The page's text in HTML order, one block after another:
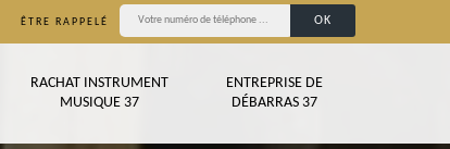
ÊTRE RAPPELÉ
RACHAT INSTRUMENT
MUSIQUE 37
ENTREPRISE DE
DÉBARRAS 37